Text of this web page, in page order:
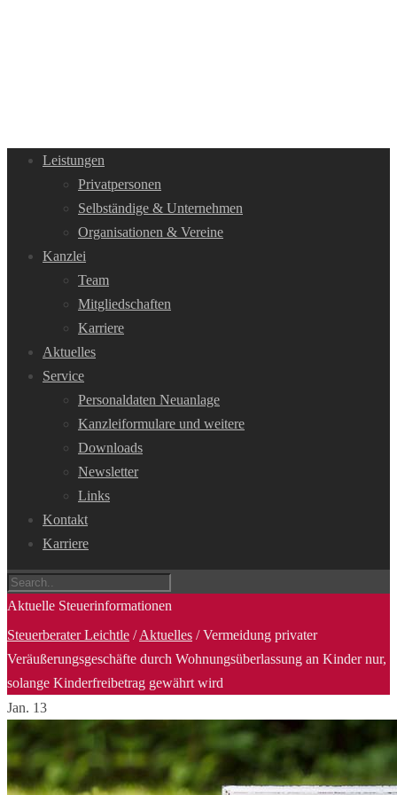
Leistungen
Privatpersonen
Selbständige & Unternehmen
Organisationen & Vereine
Kanzlei
Team
Mitgliedschaften
Karriere
Aktuelles
Service
Personaldaten Neuanlage
Kanzleiformulare und weitere
Downloads
Newsletter
Links
Kontakt
Karriere
Aktuelle Steuerinformationen
Steuerberater Leichtle /Aktuelles /Vermeidung privater
Veräußerungsgeschäfte durch Wohnungsüberlassung an Kinder nur,
solange Kinderfreibetrag gewährt wird
Jan. 13